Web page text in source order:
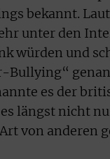
bekannt.
unter den
würden und
Bullying“
es der
längst nicht
von anderen